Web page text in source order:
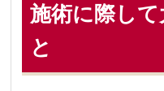
施術に際し
と